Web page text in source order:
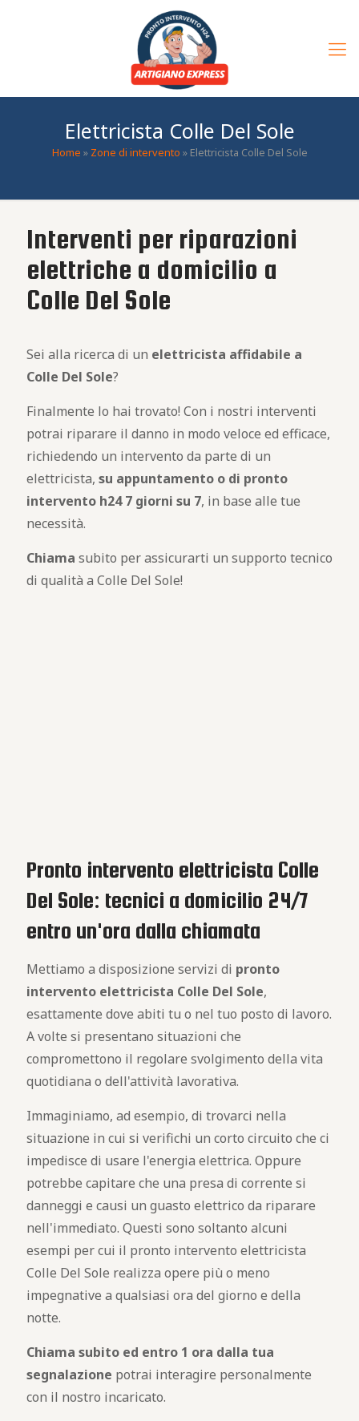
Elettricista Colle Del Sole
Home » Zone di intervento » Elettricista Colle Del Sole
Interventi per riparazioni
elettriche a domicilio a
Colle Del Sole
Sei alla ricerca di un elettricista affidabile a
Colle Del Sole?
Finalmente lo hai trovato! Con i nostri interventi
potrai riparare il danno in modo veloce ed efficace,
richiedendo un intervento da parte di un
elettricista, su appuntamento o di pronto
intervento h24 7 giorni su 7, in base alle tue
necessità.
Chiama subito per assicurarti un supporto tecnico
di qualità a Colle Del Sole!
Pronto intervento elettricista Colle
Del Sole: tecnici a domicilio 24/7
entro un'ora dalla chiamata
Mettiamo a disposizione servizi di pronto
intervento elettricista Colle Del Sole,
esattamente dove abiti tu o nel tuo posto di lavoro.
A volte si presentano situazioni che
compromettono il regolare svolgimento della vita
quotidiana o dell'attività lavorativa.
Immaginiamo, ad esempio, di trovarci nella
situazione in cui si verifichi un corto circuito che ci
impedisce di usare l'energia elettrica. Oppure
potrebbe capitare che una presa di corrente si
danneggi e causi un guasto elettrico da riparare
nell'immediato. Questi sono soltanto alcuni
esempi per cui il pronto intervento elettricista
Colle Del Sole realizza opere più o meno
impegnative a qualsiasi ora del giorno e della
notte.
Chiama subito ed entro 1 ora dalla tua
segnalazione potrai interagire personalmente
con il nostro incaricato.